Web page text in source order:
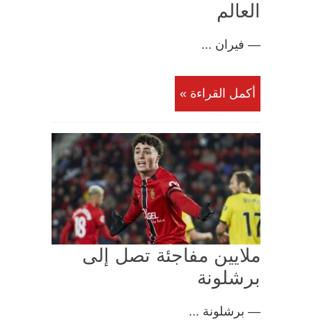
العالم
— فيران ...
أكمل القراءة »
ملايين مفاجئة تصل إلى
برشلونة
— برشلونة ...